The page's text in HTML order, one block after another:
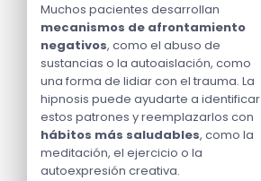
Muchos pacientes desarrollan
mecanismos de afrontamiento
negativos, como el abuso de
sustancias o la autoaislación, como
una forma de lidiar con el trauma. La
hipnosis puede ayudarte a identificar
estos patrones y reemplazarlos con
hábitos más saludables, como la
meditación, el ejercicio o la
autoexpresión creativa.